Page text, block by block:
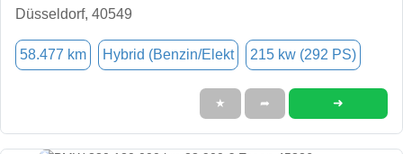
Düsseldorf, 40549
58.477 km Hybrid (Benzin/Elekt 215 kw (292 PS)
★ ➦ ➜